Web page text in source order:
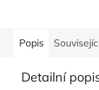
Popis
Detailní